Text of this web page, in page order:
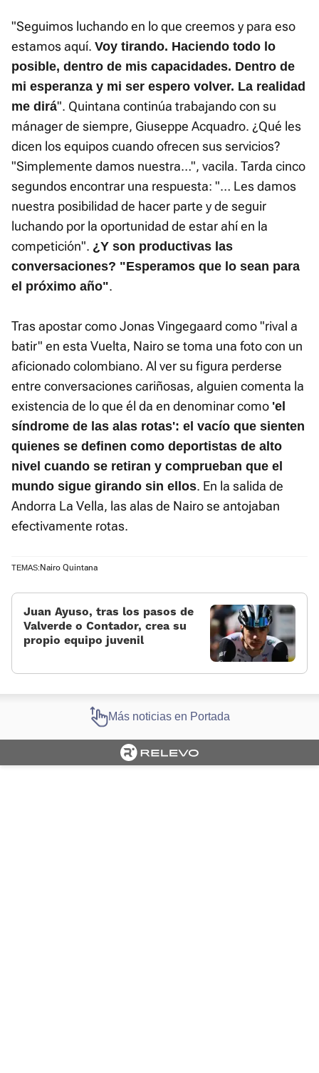
"Seguimos luchando en lo que creemos y para eso
estamos aquí. Voy tirando. Haciendo todo lo
posible, dentro de mis capacidades. Dentro de
mi esperanza y mi ser espero volver. La realidad
me dirá". Quintana continúa trabajando con su
mánager de siempre, Giuseppe Acquadro. ¿Qué les
dicen los equipos cuando ofrecen sus servicios?
"Simplemente damos nuestra…", vacila. Tarda cinco
segundos encontrar una respuesta: "… Les damos
nuestra posibilidad de hacer parte y de seguir
luchando por la oportunidad de estar ahí en la
competición". ¿Y son productivas las
conversaciones? "Esperamos que lo sean para
el próximo año".
Tras apostar como Jonas Vingegaard como "rival a
batir" en esta Vuelta, Nairo se toma una foto con un
aficionado colombiano. Al ver su figura perderse
entre conversaciones cariñosas, alguien comenta la
existencia de lo que él da en denominar como 'el
síndrome de las alas rotas': el vacío que sienten
quienes se definen como deportistas de alto
nivel cuando se retiran y comprueban que el
mundo sigue girando sin ellos. En la salida de
Andorra La Vella, las alas de Nairo se antojaban
efectivamente rotas.
TEMAS: Nairo Quintana
Juan Ayuso, tras los pasos de
Valverde o Contador, crea su
propio equipo juvenil
Más noticias en Portada